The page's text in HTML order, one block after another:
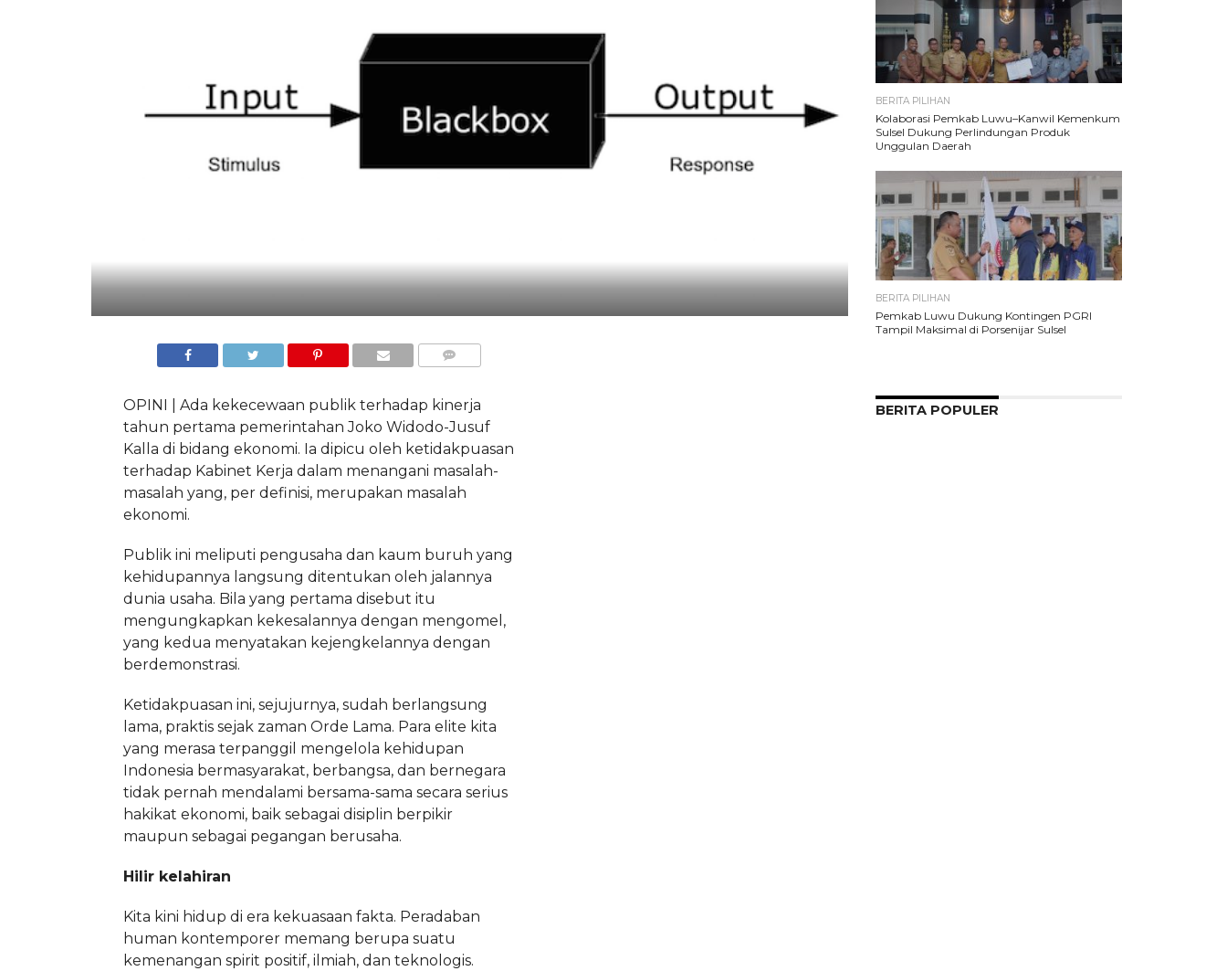
OPINI | Ada kekecewaan publik terhadap kinerja
tahun pertama pemerintahan Joko Widodo-Jusuf
Kalla di bidang ekonomi. Ia dipicu oleh ketidakpuasan
terhadap Kabinet Kerja dalam menangani masalah-
masalah yang, per definisi, merupakan masalah
ekonomi.
Publik ini meliputi pengusaha dan kaum buruh yang
kehidupannya langsung ditentukan oleh jalannya
dunia usaha. Bila yang pertama disebut itu
mengungkapkan kekesalannya dengan mengomel,
yang kedua menyatakan kejengkelannya dengan
berdemonstrasi.
Ketidakpuasan ini, sejujurnya, sudah berlangsung
lama, praktis sejak zaman Orde Lama. Para elite kita
yang merasa terpanggil mengelola kehidupan
Indonesia bermasyarakat, berbangsa, dan bernegara
tidak pernah mendalami bersama-sama secara serius
hakikat ekonomi, baik sebagai disiplin berpikir
maupun sebagai pegangan berusaha.
Hilir kelahiran
Kita kini hidup di era kekuasaan fakta. Peradaban
human kontemporer memang berupa suatu
kemenangan spirit positif, ilmiah, dan teknologis.
BERITA PILIHAN
Kolaborasi Pemkab Luwu–Kanwil Kemenkum
Sulsel Dukung Perlindungan Produk
Unggulan Daerah
BERITA PILIHAN
Pemkab Luwu Dukung Kontingen PGRI
Tampil Maksimal di Porsenijar Sulsel
BERITA POPULER